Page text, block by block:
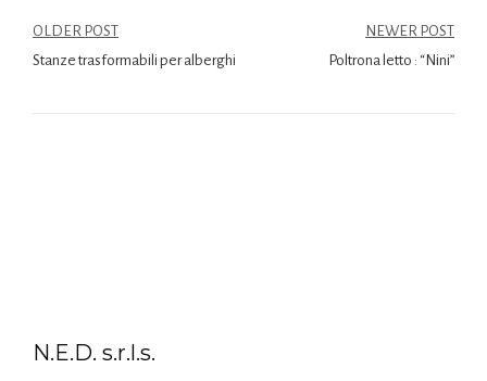
OLDER POST
Stanze trasformabili per alberghi
NEWER POST
Poltrona letto : “Nini”
N.E.D. s.r.l.s.